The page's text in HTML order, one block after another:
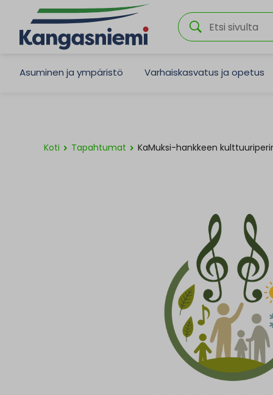
Asuminen ja ympäristö Varhaiskasvatus ja opetus
Koti Tapahtumat KaMuksi-hankkeen